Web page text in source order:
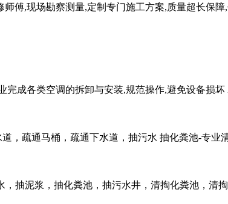
傅,现场勘察测量,定制专门施工方案,质量超长保
成各类空调的拆卸与安装,规范操作,避免设备损
，疏通马桶，疏通下水道，抽污水 抽化粪池-专业
抽泥浆，抽化粪池，抽污水井，清掏化粪池，清